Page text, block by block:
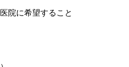
院に希望すること